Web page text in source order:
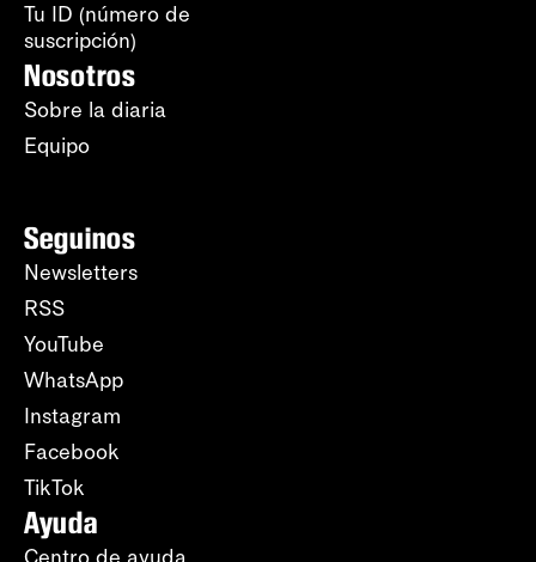
Tu ID (número de
suscripción)
Nosotros
Sobre la diaria
Equipo
Seguinos
Newsletters
RSS
YouTube
WhatsApp
Instagram
Facebook
TikTok
Ayuda